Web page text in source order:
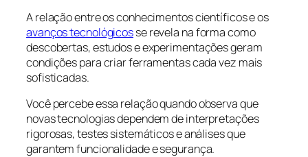
A relação entre os conhecimentos científicos e os
avanços tecnológicosse revela na forma como
descobertas, estudos e experimentações geram
condições para criar ferramentas cada vez mais
sofisticadas.
Você percebe essa relação quando observa que
novas tecnologias dependem de interpretações
rigorosas, testes sistemáticos e análises que
garantem funcionalidade e segurança.